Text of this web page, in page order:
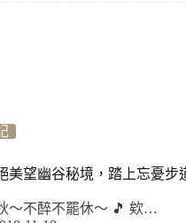
美望幽谷秘境，踏上忘憂步
～不醉不罷休～ 🎵 欸…